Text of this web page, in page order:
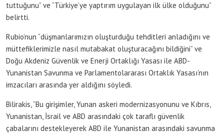
tuttuğunu” ve “Türkiye’ye yaptırım uygulayan ilk ülke olduğunu”
belirtti.
Rubio’nun “düşmanlarımızın oluşturduğu tehditleri anladığını ve
müttefiklerimizle nasıl mutabakat oluşturacağını bildiğini” ve
Doğu Akdeniz Güvenlik ve Enerji Ortaklığı Yasası ile ABD-
Yunanistan Savunma ve Parlamentolararası Ortaklık Yasası’nın
imzacıları arasında yer aldığını söyledi.
Bilirakis, “Bu girişimler, Yunan askeri modernizasyonunu ve Kıbrıs,
Yunanistan, İsrail ve ABD arasındaki çok taraflı güvenlik
çabalarını destekleyerek ABD ile Yunanistan arasındaki savunma